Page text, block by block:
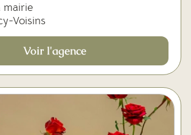
mairie
Voisins
Voir l'agence